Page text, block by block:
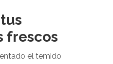
frescos
el temido